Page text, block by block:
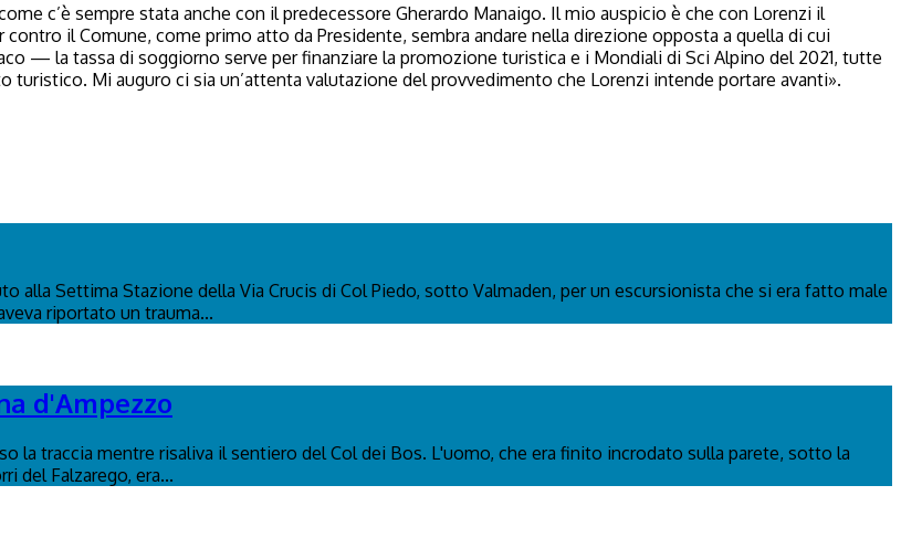
c’è sempre stata anche con il predecessore Gherardo Manaigo. Il mio auspicio è che con Lorenzi il
il Comune, come primo atto da Presidente, sembra andare nella direzione opposta a quella di cui
— la tassa di soggiorno serve per finanziare la promozione turistica e i Mondiali di Sci Alpino del 2021, tutte
Mi auguro ci sia un’attenta valutazione del provvedimento che Lorenzi intende portare avanti».
Settima Stazione della Via Crucis di Col Piedo, sotto Valmaden, per un escursionista che si era fatto male
riportato un trauma...
d'Ampezzo
la traccia mentre risaliva il sentiero del Col dei Bos. L'uomo, che era finito incrodato sulla parete, sotto la
del Falzarego, era...